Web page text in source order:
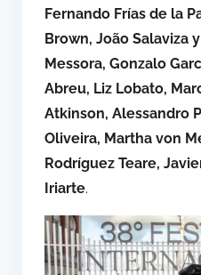
Fernando Frías de la
Brown, João Salaviza
Messora, Gonzalo
Abreu, Liz Lobato,
Atkinson, Alessandro
Oliveira, Martha von
Rodríguez Teare,
Iriarte.